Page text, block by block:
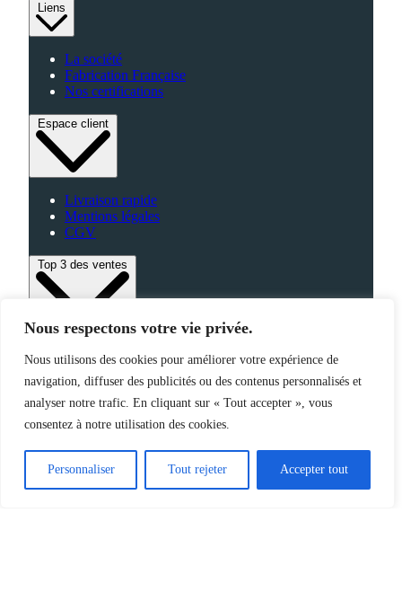
Nous respectons votre vie privée.
Nous utilisons des cookies pour améliorer votre expérience de
navigation, diffuser des publicités ou des contenus personnalisés et
analyser notre trafic. En cliquant sur « Tout accepter », vous
consentez à notre utilisation des cookies.
Personnaliser Tout rejeter Accepter tout
Liens
La société
Fabrication Française
Nos certifications
Espace client
Livraison rapide
Mentions légales
CGV
Top 3 des ventes
High-Tech
Fabriqué en France
©2025 Jemapub – Tous droits réservés